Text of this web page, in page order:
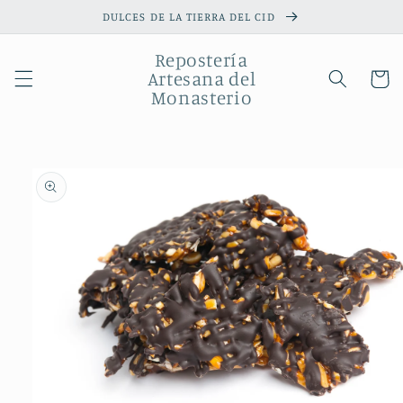
directamente
al contenido
DULCES DE LA TIERRA DEL CID
Repostería
Artesana del
Monasterio
Carrito
información
del producto